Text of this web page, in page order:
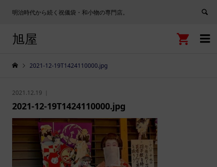
明治時代から続く祝儀袋・和小物の専門店。

旭屋 
2021-12-19T1424110000.jpg
2021.12.19
2021-12-19T1424110000.jpg